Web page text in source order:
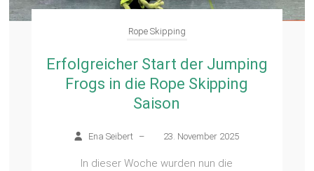
Rope Skipping
Erfolgreicher Start der Jumping
Frogs in die Rope Skipping
Saison
Ena Seibert – 23. November 2025
In dieser Woche wurden nun die